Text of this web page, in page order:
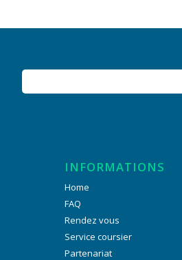
INFORMATIONS
Home
FAQ
Rendez vous
Service coursier
Partenariat